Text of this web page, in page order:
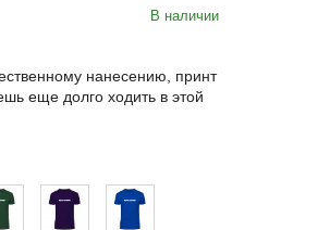
В наличии
нанесению, принт
еще долго ходить в этой